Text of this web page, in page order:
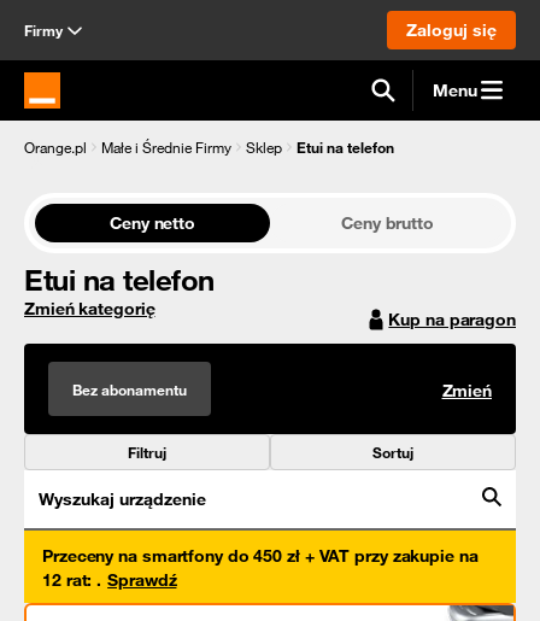
Firmy Zaloguj się
Strona główna Orange.pl Menu
Orange.pl Małe i Średnie Firmy Sklep Etui na telefon
Ceny netto Ceny brutto
Etui na telefon
Zmień kategorię Kup na paragon
Bez abonamentu Zmień
Filtruj Sortuj
Wyszukaj urządzenie
Przeceny na smartfony do 450 zł + VAT przy zakupie na
12 rat: . Sprawdź